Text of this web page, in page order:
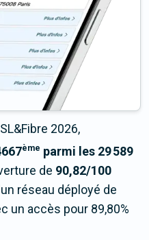
2026,
ème parmi les 29 589
de 90,82/100
réseau déployé de
un accès pour 89,80%